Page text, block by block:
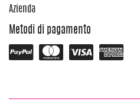
Azienda
Metodi di pagamento